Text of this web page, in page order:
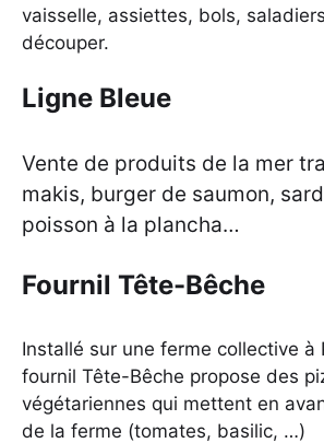
vaisselle, assiettes, bols,
découper.
Ligne Bleue
Vente de produits de la mer
makis, burger de saumon,
poisson à la plancha…
Fournil Tête-Bêche
Installé sur une ferme collective à
fournil Tête-Bêche propose des
végétariennes qui mettent en
de la ferme (tomates, basilic, …)